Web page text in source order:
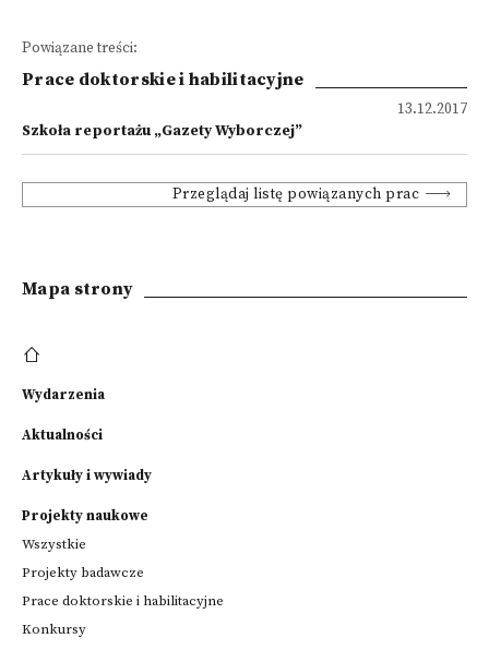
Powiązane treści:
Prace doktorskie i habilitacyjne
13.12.2017
Szkoła reportażu „Gazety Wyborczej”
Przeglądaj listę powiązanych prac
Mapa strony
Wydarzenia
Aktualności
Artykuły i wywiady
Projekty naukowe
Wszystkie
Projekty badawcze
Prace doktorskie i habilitacyjne
Konkursy